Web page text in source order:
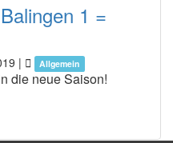
1 =
| Allgemein
die neue Saison!